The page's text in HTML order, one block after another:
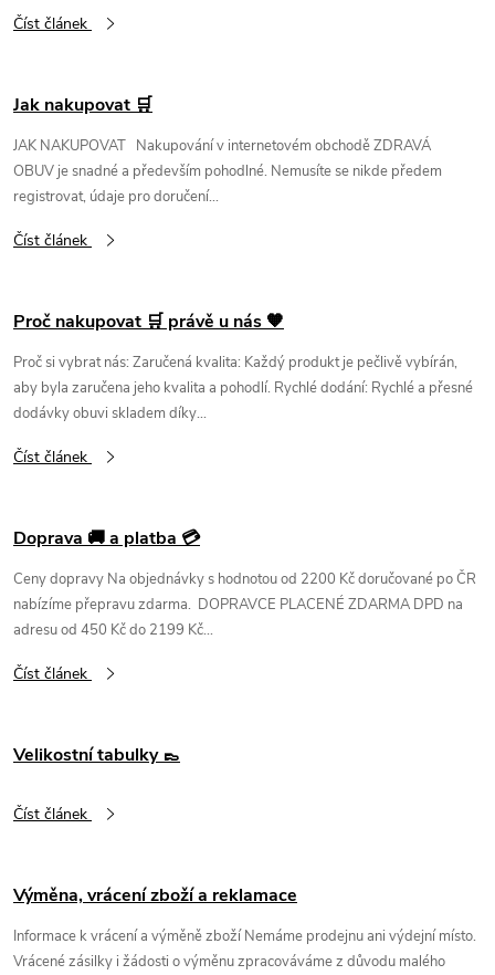
Číst článek
Jak nakupovat 🛒
JAK NAKUPOVAT Nakupování v internetovém obchodě ZDRAVÁ
OBUV je snadné a především pohodlné. Nemusíte se nikde předem
registrovat, údaje pro doručení...
Číst článek
Proč nakupovat 🛒 právě u nás 🧡
Proč si vybrat nás: Zaručená kvalita: Každý produkt je pečlivě vybírán,
aby byla zaručena jeho kvalita a pohodlí. Rychlé dodání: Rychlé a přesné
dodávky obuvi skladem díky...
Číst článek
Doprava 🚚 a platba 💳
Ceny dopravy Na objednávky s hodnotou od 2200 Kč doručované po ČR
nabízíme přepravu zdarma. DOPRAVCE PLACENÉ ZDARMA DPD na
adresu od 450 Kč do 2199 Kč...
Číst článek
Velikostní tabulky 👞
Číst článek
Výměna, vrácení zboží a reklamace
Informace k vrácení a výměně zboží Nemáme prodejnu ani výdejní místo.
Vrácené zásilky i žádosti o výměnu zpracováváme z důvodu malého